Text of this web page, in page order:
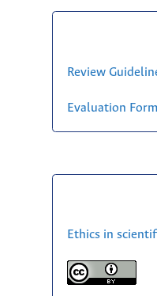
Review
Evaluation Form
Ethics in